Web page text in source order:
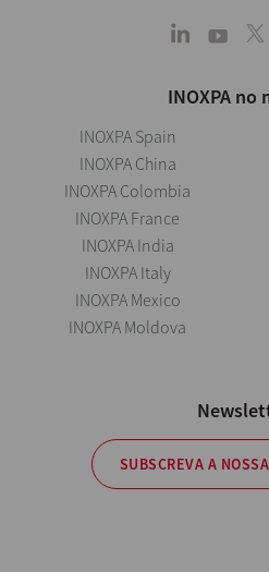
INOXPA no
INOXPA Spain
INOXPA China
INOXPA Colombia
INOXPA France
INOXPA India
INOXPA Italy
INOXPA Mexico
INOXPA Moldova
SUBSCREVA A